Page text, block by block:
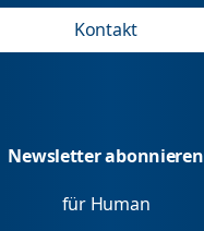
Kontakt
Newsletter abonnieren
für Human